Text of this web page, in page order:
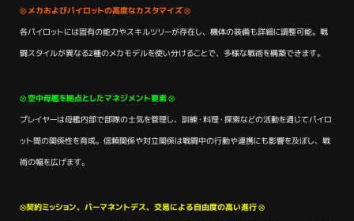
⊗ メカおよびパイロットの高度なカスタマイズ ⊗
各パイロットには固有の能力やスキルツリーが存在し、機体の装備も詳細に調整可能。戦
闘スタイルが異なる2種のメカモデルを使い分けることで、多様な戦術を構築できます。
⊗ 空中母艦を拠点としたマネジメント要素 ⊗
プレイヤーは母艦内部で部隊の士気を管理し、訓練・料理・探索などの活動を通じてパイロ
ット間の関係性を育成。信頼関係や対立関係は戦闘中の行動や連携にも影響を及ぼし、戦
術の幅を広げます。
⊗契約ミッション、パーマネントデス、交易による自由度の高い進行 ⊗